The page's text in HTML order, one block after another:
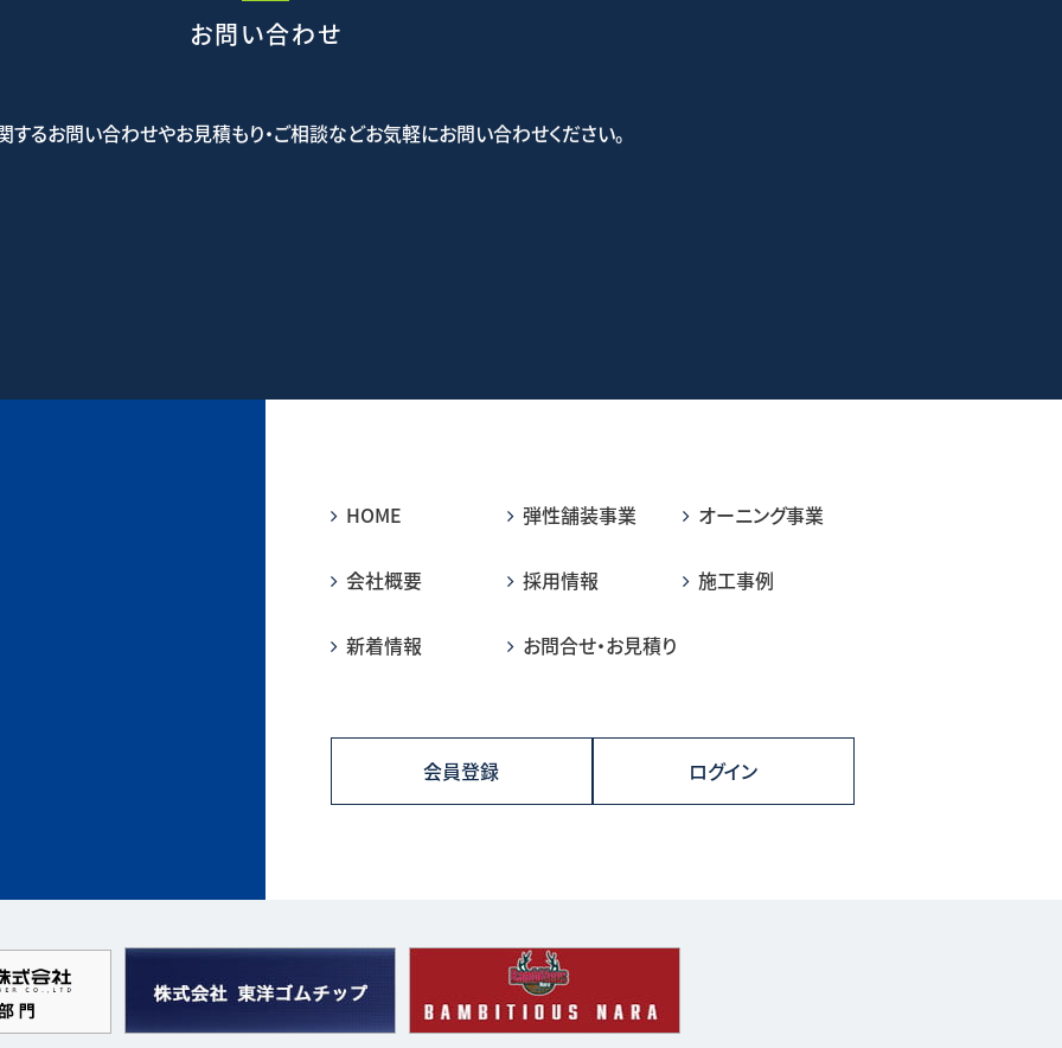
お問い合わせ
するお問い合わせやお見積もり・ご相談などお気軽にお問い合わせください。
HOME 弾性舗装事業 オーニング事業
会社概要 採用情報 施工事例
新着情報 お問合せ・お見積り
会員登録 ログイン